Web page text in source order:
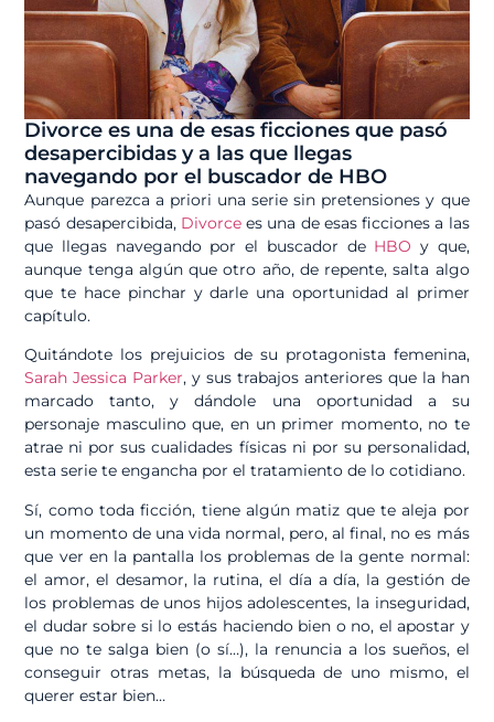
Divorce es una de esas ficciones que pasó
desapercibidas y a las que llegas
navegando por el buscador de HBO
Aunque parezca a priori una serie sin pretensiones y que
pasó desapercibida, Divorcees una de esas ficciones a las
que llegas navegando por el buscador de HBO y que,
aunque tenga algún que otro año, de repente, salta algo
que te hace pinchar y darle una oportunidad al primer
capítulo.
Quitándote los prejuicios de su protagonista femenina,
Sarah Jessica Parker, y sus trabajos anteriores que la han
marcado tanto, y dándole una oportunidad a su
personaje masculino que, en un primer momento, no te
atrae ni por sus cualidades físicas ni por su personalidad,
esta serie te engancha por el tratamiento de lo cotidiano.
Sí, como toda ficción, tiene algún matiz que te aleja por
un momento de una vida normal, pero, al final, no es más
que ver en la pantalla los problemas de la gente normal:
el amor, el desamor, la rutina, el día a día, la gestión de
los problemas de unos hijos adolescentes, la inseguridad,
el dudar sobre si lo estás haciendo bien o no, el apostar y
que no te salga bien (o sí…), la renuncia a los sueños, el
conseguir otras metas, la búsqueda de uno mismo, el
querer estar bien…